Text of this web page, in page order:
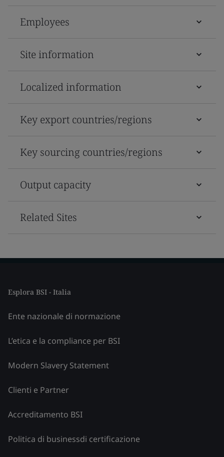
Employees
Site information
Localized information
Key export countries/regions
Key sourcing countries/regions
Output capacity
Related Sites
Esplora BSI - Italia
Ente nazionale di normazione
L’etica e la compliance per BSI
Modern Slavery Statement
Clienti e Partner
Accreditamento BSI
Politica di businessdi certificazione